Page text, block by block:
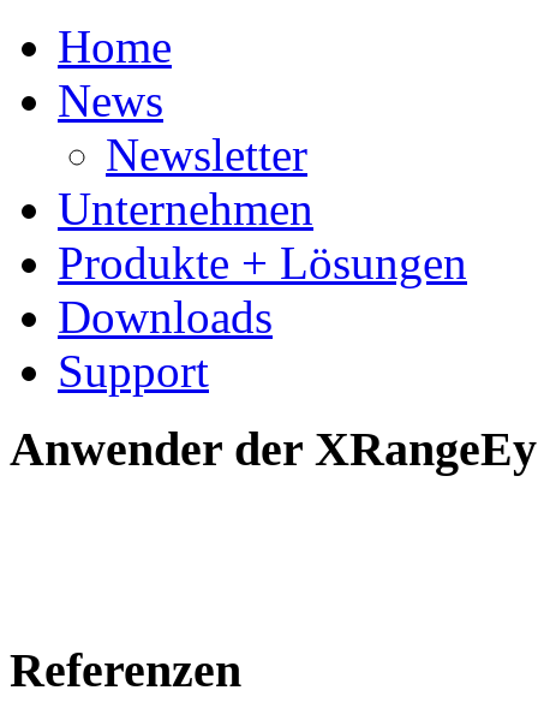
Home
News
Newsletter
Unternehmen
Produkte + Lösungen
Downloads
Support
Anwender der
Referenzen